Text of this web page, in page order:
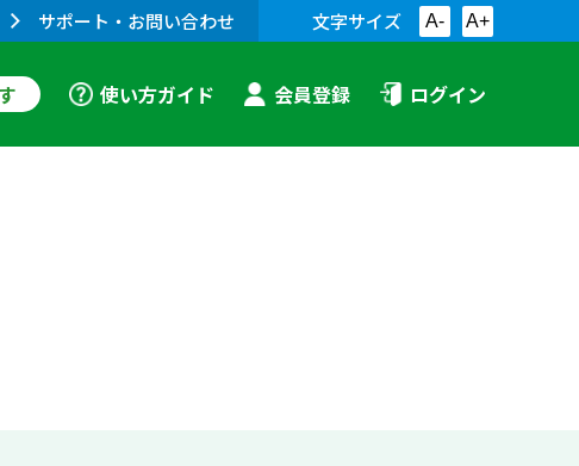
サポート・お問い合わせ 文字サイズ A- A+
使い方ガイド 会員登録 ログイン